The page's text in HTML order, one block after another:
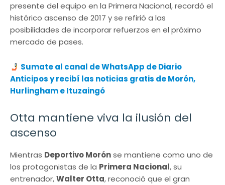
presente del equipo en la Primera Nacional, recordó el
histórico ascenso de 2017 y se refirió a las
posibilidades de incorporar refuerzos en el próximo
mercado de pases.
Sumate al canal de WhatsApp de Diario
Anticipos y recibí las noticias gratis de Morón,
Hurlingham e Ituzaingó
Otta mantiene viva la ilusión del
ascenso
Mientras Deportivo Morónse mantiene como uno de
los protagonistas de la Primera Nacional, su
entrenador,Walter Otta, reconoció que el gran